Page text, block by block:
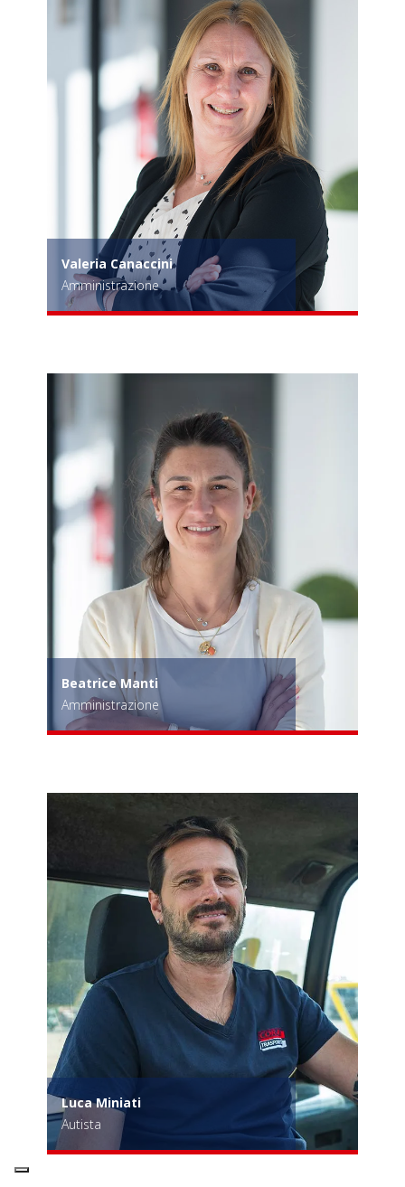
Valeria Canaccini
Amministrazione
Beatrice Manti
Amministrazione
Luca Miniati
Autista